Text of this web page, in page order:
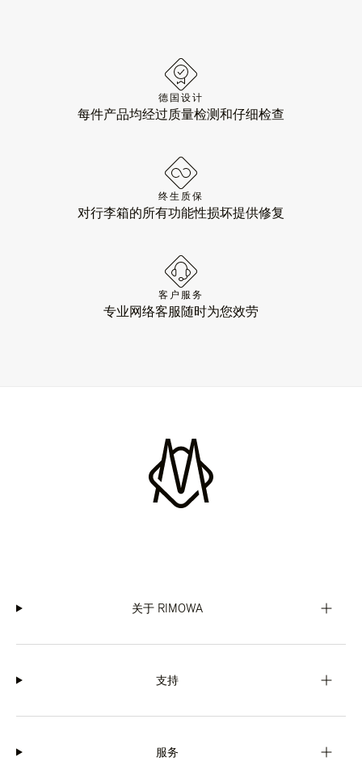
德国设计
每件产品均经过质量检测和仔细检查
终生质保
对行李箱的所有功能性损坏提供修复
客户服务
专业网络客服随时为您效劳
关于 RIMOWA
支持
服务